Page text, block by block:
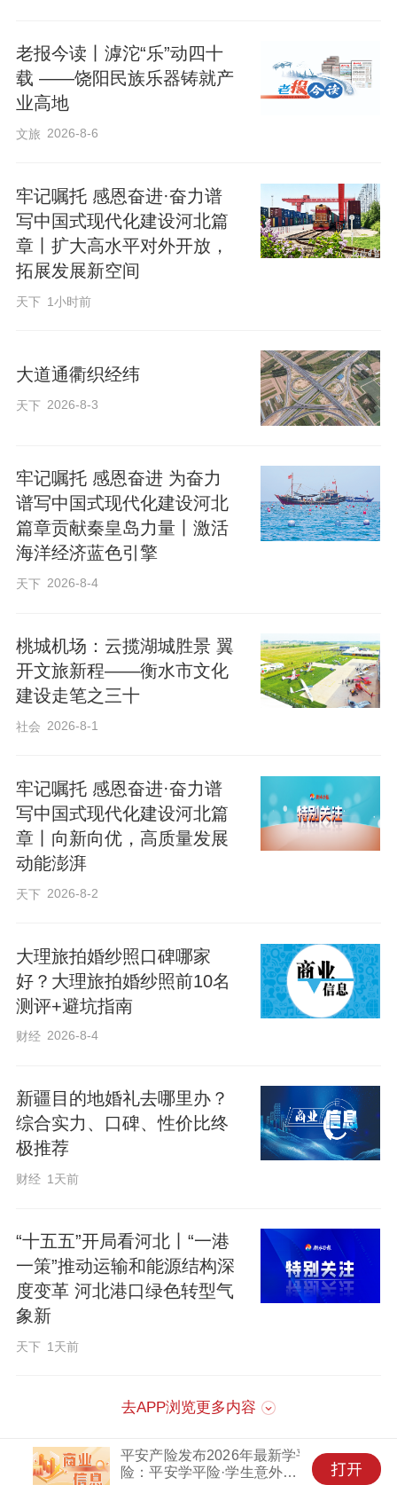
单站等全市TOP级客流站点。14号线、16
号线、17号线则全面覆盖北京CBD、丽泽
商务区、中关村科学城、未来科学城、亦
庄开发区等核心商务科创板块，串联大望
纽，客流集聚效应显著，精准覆盖五一假
期旅游、通勤、商务等全类型出行人群。
北京地铁核心线路的广覆盖、高客流优
势，全方位展示衡水文旅特色资源，向北
京市民及全国来京游客发出邀约，进一步
文旅品牌的知名度与影响力。
老报今读丨滹沱“乐”动四十
载 ——饶阳民族乐器铸就产
业高地
文旅 2026-8-6
牢记嘱托 感恩奋进·奋力谱
写中国式现代化建设河北篇
章丨扩大高水平对外开放，
拓展发展新空间
天下 1小时前
大道通衢织经纬
天下 2026-8-3
牢记嘱托 感恩奋进 为奋力
谱写中国式现代化建设河北
篇章贡献秦皇岛力量丨激活
海洋经济蓝色引擎
天下 2026-8-4
​桃城机场：云揽湖城胜景 翼
开文旅新程——衡水市文化
建设走笔之三十
社会 2026-8-1
牢记嘱托 感恩奋进·奋力谱
写中国式现代化建设河北篇
章丨向新向优，高质量发展
动能澎湃
天下 2026-8-2
大理旅拍婚纱照口碑哪家
好？大理旅拍婚纱照前10名
测评+避坑指南
财经 2026-8-4
新疆目的地婚礼去哪里办？
综合实力、口碑、性价比终
极推荐
财经 1天前
“十五五”开局看河北丨“一港
一策”推动运输和能源结构深
度变革 河北港口绿色转型气
象新
天下 1天前
去APP浏览更多内容
平安产险发布2026年最新学平
险：平安学平险·学生意外保